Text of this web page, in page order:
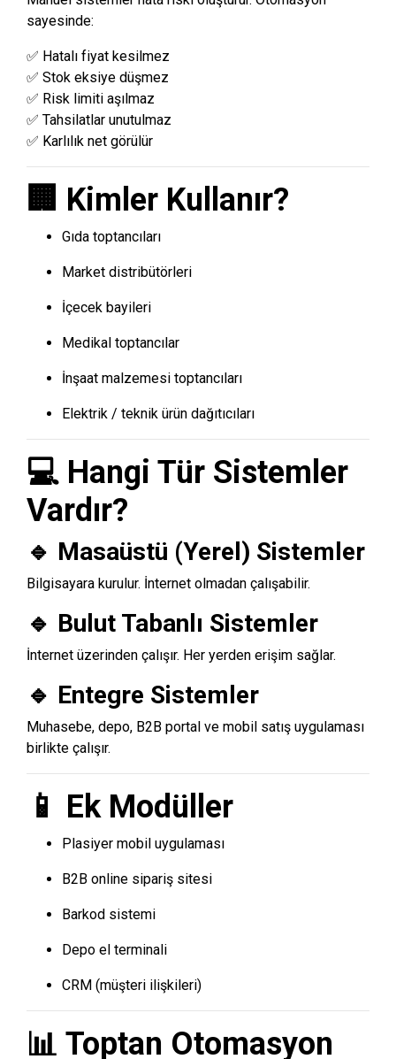
sayesinde:
✅ Hatalı fiyat kesilmez
✅ Stok eksiye düşmez
✅ Risk limiti aşılmaz
✅ Tahsilatlar unutulmaz
✅ Karlılık net görülür
🏢 Kimler Kullanır?
Gıda toptancıları
Market distribütörleri
İçecek bayileri
Medikal toptancılar
İnşaat malzemesi toptancıları
Elektrik / teknik ürün dağıtıcıları
💻 Hangi Tür Sistemler
Vardır?
🔹 Masaüstü (Yerel) Sistemler
Bilgisayara kurulur. İnternet olmadan çalışabilir.
🔹 Bulut Tabanlı Sistemler
İnternet üzerinden çalışır. Her yerden erişim sağlar.
🔹 Entegre Sistemler
Muhasebe, depo, B2B portal ve mobil satış uygulaması
birlikte çalışır.
📱 Ek Modüller
Plasiyer mobil uygulaması
B2B online sipariş sitesi
Barkod sistemi
Depo el terminali
CRM (müşteri ilişkileri)
📊 Toptan Otomasyon